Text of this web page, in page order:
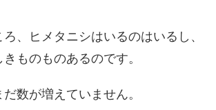
、ヒメタニシはいるのはいるし、
ものものあるのです。
数が増えていません。